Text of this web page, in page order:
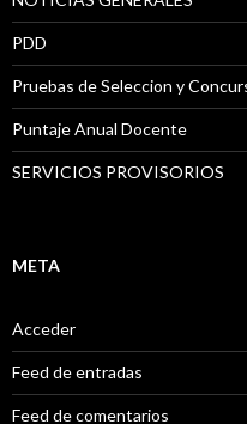
PDD
Pruebas de Seleccion y
Puntaje Anual Docente
SERVICIOS PROVISORIOS
META
Acceder
Feed de entradas
Feed de comentarios